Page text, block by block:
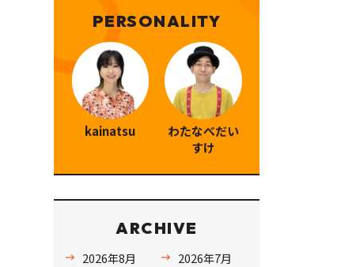
PERSONALITY
kainatsu
わたなべだい
すけ
ARCHIVE
2026年8月
2026年7月